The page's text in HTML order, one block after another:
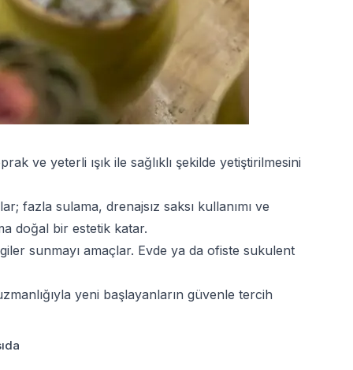
ve yeterli ışık ile sağlıklı şekilde yetiştirilmesini
fazla sulama, drenajsız saksı kullanımı ve
doğal bir estetik katar.
sunmayı amaçlar. Evde ya da ofiste sukulent
yeni başlayanların güvenle tercih